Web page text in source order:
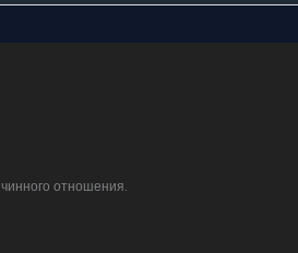
отношения.